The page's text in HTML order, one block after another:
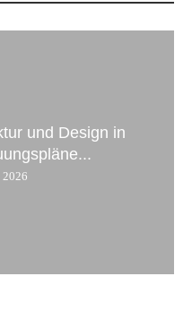
und Design in
2026